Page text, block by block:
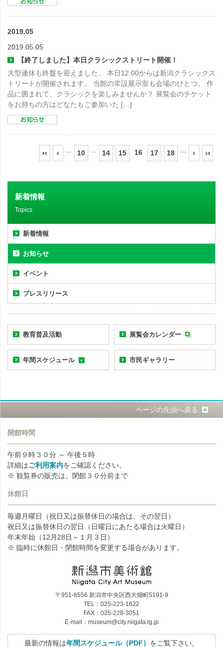
2019.05
2019.05.05
【終了しました】本日クラシックストリート開催！
大型連休も終盤を迎えました。 本日12:00からは新潟クラシックス
トリートが開催されます。 当館の常設展示室も会場のひとつ。 作
品に囲まれて、クラシックを楽しみませんか？ 展覧会のチケット
をお持ちの方はどなたもご参加いた […]
10 14 15 16 17 18
新着情報
Topics
新着情報
お知らせ
イベント
プレスリリース
教育普及活動 展覧会カレンダー
年間スケジュール 市民ギャラリー
ページの先頭へ戻る
開館時間
午前９時３０分 ～ 午後５時
詳細はご利用案内をご確認ください。
※ 観覧券の販売は、閉館３０分前まで
休館日
毎週月曜日（祝日又は振替休日の場合は、その翌日）
祝日又は振替休日の翌日（日曜日にあたる場合は火曜日）
年末年始（12月28日～１月３日）
※ 臨時に休館日・閉館時間を変更する場合があります。
〒951-8556 新潟市中央区西大畑町5191-9
TEL：025-223-1622
FAX：025-228-3051
E-mail：museum@city.niigata.lg.jp
最新の情報は年間スケジュール（PDF） をご覧下さい。